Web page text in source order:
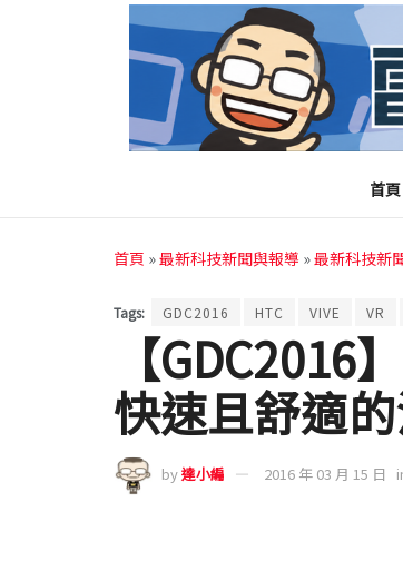
首頁
首頁 »最新科技新聞與報導 »最新科技新
Tags: GDC2016 HTC VIVE VR
【
快速且舒適
by達小編 2016 年 03 月 15 日